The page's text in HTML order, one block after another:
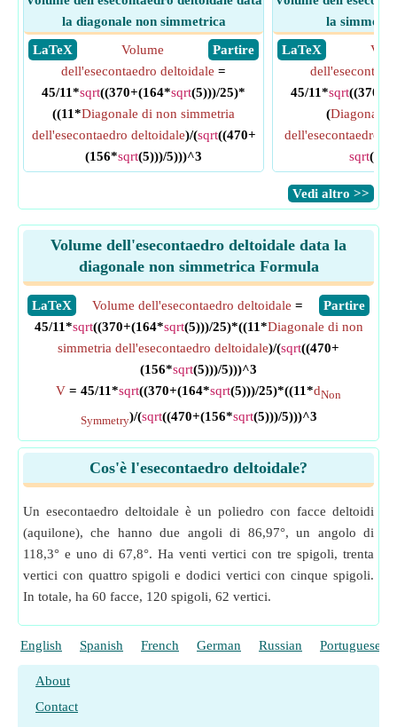
la diagonale non simmetrica
​ LaTeX
​ Partire
Volume
dell'esecontaedro deltoidale =
45/11*sqrt((370+(164*sqrt(5)))/25)*
((11*Diagonale di non simmetria
dell'esecontaedro deltoidale)/(sqrt((470+
(156*sqrt(5)))/5)))^3
la
​ LaTeX
45/11*sqrt
(Diagonale
dell'esecontaedro
sqrt(5))/
​Vedi altro >>
Volume dell'esecontaedro deltoidale data la
diagonale non simmetrica Formula
​LaTeX ​Partire
Volume dell'esecontaedro deltoidale =
45/11*sqrt((370+(164*sqrt(5)))/25)*((11*Diagonale di non
simmetria dell'esecontaedro deltoidale)/(sqrt((470+
(156*sqrt(5)))/5)))^3
V = 45/11*sqrt((370+(164*sqrt(5)))/25)*((11*dNon
Symmetry)/(sqrt((470+(156*sqrt(5)))/5)))^3
Cos'è l'esecontaedro deltoidale?
Un esecontaedro deltoidale è un poliedro con facce deltoidi
(aquilone), che hanno due angoli di 86,97°, un angolo di
118,3° e uno di 67,8°. Ha venti vertici con tre spigoli, trenta
vertici con quattro spigoli e dodici vertici con cinque spigoli.
In totale, ha 60 facce, 120 spigoli, 62 vertici.
English Spanish French German Russian Portuguese
About
Contact